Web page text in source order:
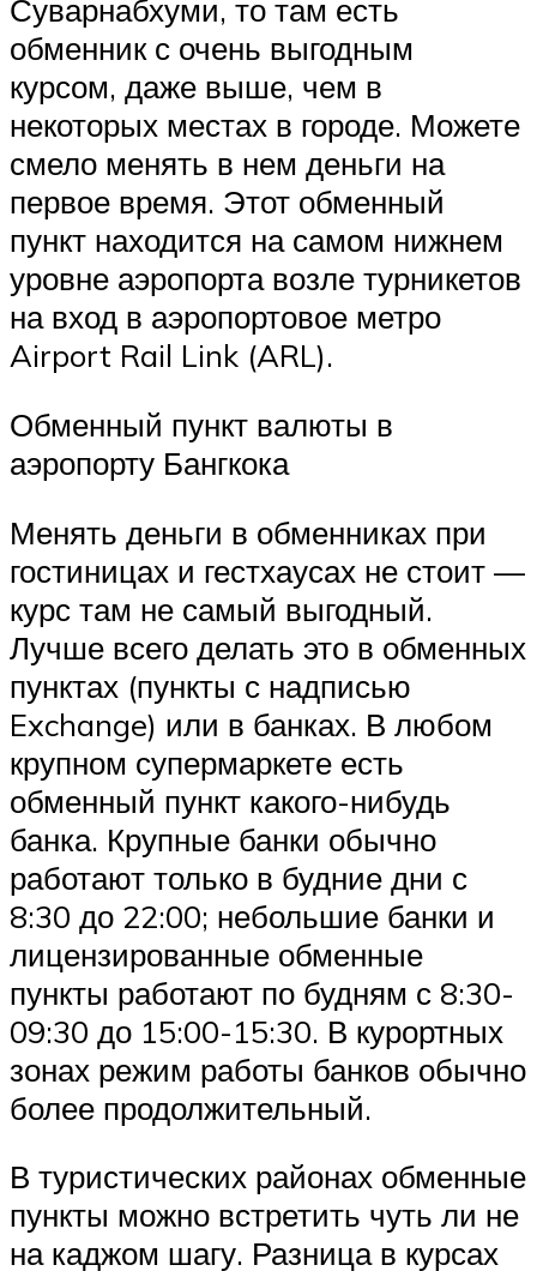
Суварнабхуми, то там есть
обменник с очень выгодным
курсом, даже выше, чем в
некоторых местах в городе. Можете
смело менять в нем деньги на
первое время. Этот обменный
пункт находится на самом нижнем
уровне аэропорта возле турникетов
на вход в аэропортовое метро
Airport Rail Link (ARL).
Обменный пункт валюты в
аэропорту Бангкока
Менять деньги в обменниках при
гостиницах и гестхаусах не стоит —
курс там не самый выгодный.
Лучше всего делать это в обменных
пунктах (пункты с надписью
Exchange) или в банках. В любом
крупном супермаркете есть
обменный пункт какого-нибудь
банка. Крупные банки обычно
работают только в будние дни с
8:30 до 22:00; небольшие банки и
лицензированные обменные
пункты работают по будням с 8:30-
09:30 до 15:00-15:30. В курортных
зонах режим работы банков обычно
более продолжительный.
В туристических районах обменные
пункты можно встретить чуть ли не
на каджом шагу. Разница в курсах